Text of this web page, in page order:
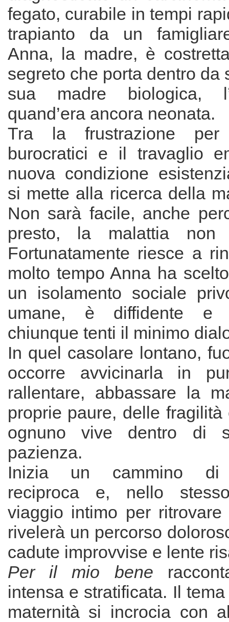
fegato, curabile in tempi
trapianto da un
Anna, la madre, è
segreto che porta dentro da
sua madre biologica,
quand’era ancora neonata.
Tra la frustrazione
burocratici e il travaglio
nuova condizione
si mette alla ricerca della
Non sarà facile, anche
presto, la malattia non
Fortunatamente riesce a
molto tempo Anna ha
un isolamento sociale
umane, è diffidente e
chiunque tenti il minimo
In quel casolare lontano,
occorre avvicinarla in
rallentare, abbassare la
proprie paure, delle
ognuno vive dentro di
pazienza.
Inizia un cammino di
reciproca e, nello
viaggio intimo per
rivelerà un percorso
cadute improvvise e lente
Per il mio bene
intensa e stratificata. Il
maternità si incrocia con